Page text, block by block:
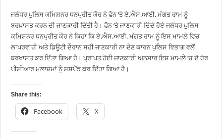
ਜਲੰਧਰ ਪੁਲਿਸ ਕਮਿਸ਼ਨਰ ਧਨਪ੍ਰੀਤ ਕੌਰ ਨੇ ਫੋਨ ‘ਤੇ ਏ.ਐਸ.ਆਈ. ਮੰਗਤ ਰਾਮ ਨੂੰ
ਬਰਖ਼ਾਸਤ ਕਰਨ ਦੀ ਜਾਣਕਾਰੀ ਦਿੱਤੀ ਹੈ। ਫੋਨ ‘ਤੇ ਜਾਣਕਾਰੀ ਦਿੰਦੇ ਹੋਏ ਜਲੰਧਰ ਪੁਲਿਸ
ਕਮਿਸ਼ਨਰ ਧਨਪ੍ਰੀਤ ਕੌਰ ਨੇ ਕਿਹਾ ਕਿ ਏ.ਐਸ.ਆਈ. ਮੰਗਤ ਰਾਮ ਨੂੰ ਇਸ ਮਾਮਲੇ ਵਿਚ
ਲਾਪਰਵਾਹੀ ਅਤੇ ਡਿਊਟੀ ਦੌਰਾਨ ਸਹੀ ਜਾਣਕਾਰੀ ਨਾ ਦੇਣ ਕਾਰਨ ਪੁਲਿਸ ਵਿਭਾਗ ਵਲੋਂ
ਬਰਖਾਸਤ ਕਰ ਦਿੱਤਾ ਗਿਆ ਹੈ। ਪ੍ਰਾਪਤ ਹੋਈ ਜਾਣਕਾਰੀ ਅਨੁਸਾਰ ਇਸ ਮਾਮਲੇ ’ਚ ਦੋ ਹੋਰ
ਪੀਸੀਆਰ ਮੁਲਾਜ਼ਮਾਂ ਨੂੰ ਸਸਪੈਂਡ ਕਰ ਦਿੱਤਾ ਗਿਆ ਹੈ।
Share this:
Facebook X